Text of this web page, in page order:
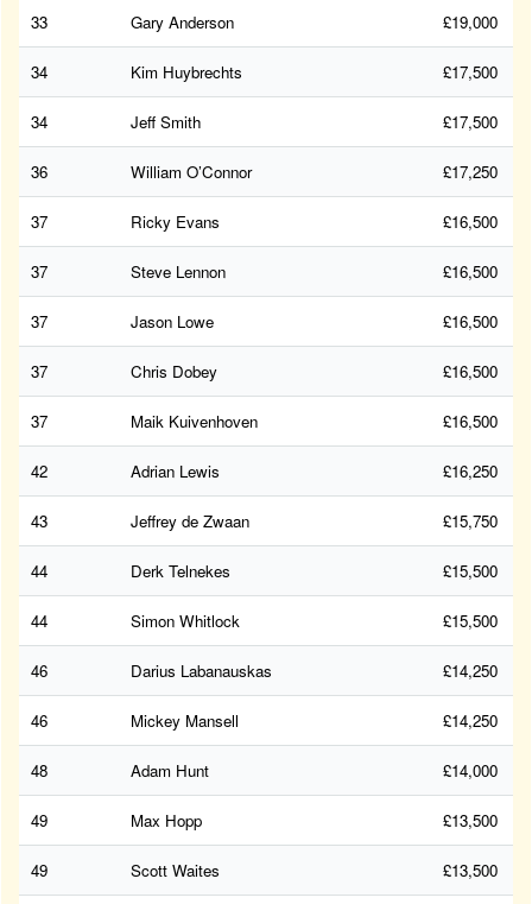
33 Gary Anderson £19,000
34 Kim Huybrechts £17,500
34 Jeff Smith £17,500
36 William O’Connor £17,250
37 Ricky Evans £16,500
37 Steve Lennon £16,500
37 Jason Lowe £16,500
37 Chris Dobey £16,500
37 Maik Kuivenhoven £16,500
42 Adrian Lewis £16,250
43 Jeffrey de Zwaan £15,750
44 Derk Telnekes £15,500
44 Simon Whitlock £15,500
46 Darius Labanauskas £14,250
46 Mickey Mansell £14,250
48 Adam Hunt £14,000
49 Max Hopp £13,500
49 Scott Waites £13,500